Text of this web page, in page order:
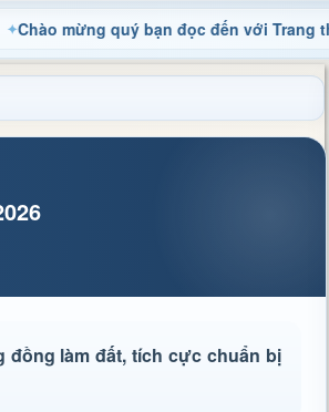
quý bạn đọc đến với Trang thông tin
đồng làm đất, tích cực chuẩn bị